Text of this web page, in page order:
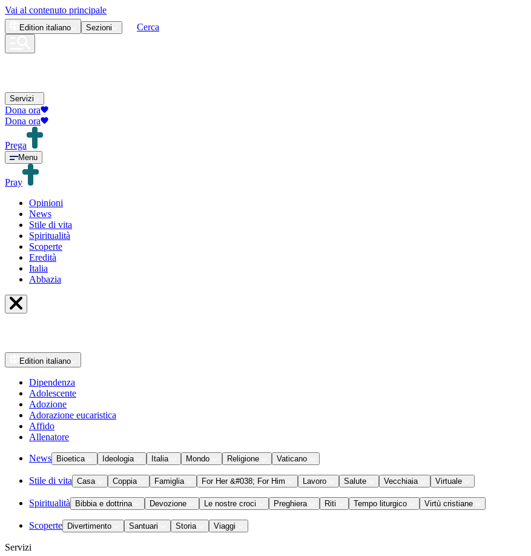
Vai al contenuto principale
Edition italiano Sezioni Cerca
Servizi
Dona ora
Dona ora
Prega
Menu
Pray
Opinioni
News
Stile di vita
Spiritualità
Scoperte
Eredità
Italia
Abbazia
Edition italiano
Dipendenza
Adolescente
Adozione
Adorazione eucaristica
Affido
Allenatore
News Bioetica Ideologia Italia Mondo Religione Vaticano
Stile di vita Casa Coppia Famiglia For Her &#038; For Him Lavoro Salute Vecchiaia Virtuale
Spiritualità Bibbia e dottrina Devozione Le nostre croci Preghiera Riti Tempo liturgico Virtù cristiane
Scoperte Divertimento Santuari Storia Viaggi
Servizi